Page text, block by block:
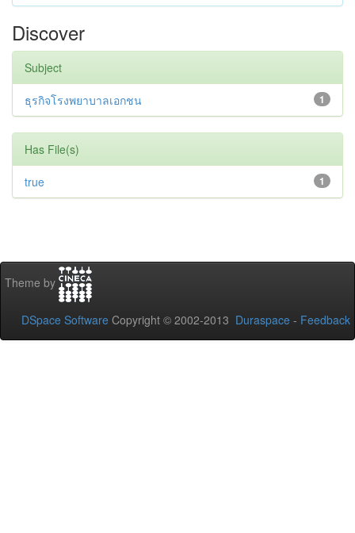
Discover
Subject
1
ธุรกิจโรงพยาบาลเอกชน
Has File(s)
1
true
Theme by
DSpace Software Copyright © 2002-2013 Duraspace - Feedback